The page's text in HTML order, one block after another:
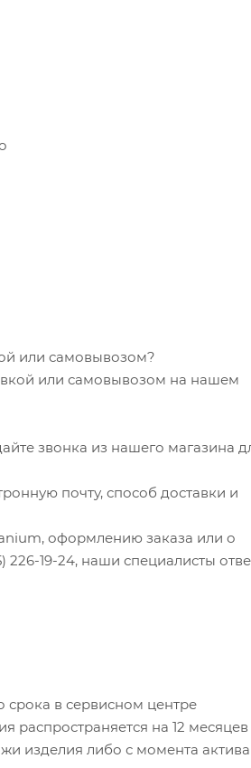
или самовывозом?
или самовывозом на нашем
звонка из нашего магазина
почту, способ доставки и
оформлению заказа или о
226-19-24, наши специалисты
срока в сервисном центре
распространяется на 12
изделия либо с момента